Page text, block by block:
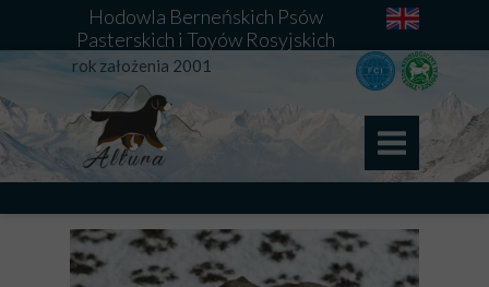
rok założenia 2001
Hodowla Berneńskich Psów
Pasterskich i Toyów Rosyjskich